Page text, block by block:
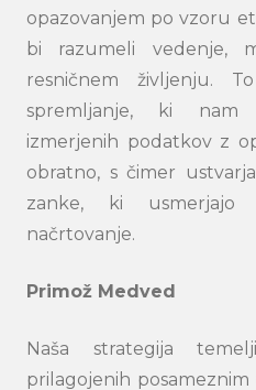
opazovanjem po vzoru
bi razumeli vedenje,
resničnem življenju.
spremljanje, ki nam
izmerjenih podatkov z
obratno, s čimer
zanke, ki
načrtovanje.
Primož Medved
Naša strategija
prilagojenih